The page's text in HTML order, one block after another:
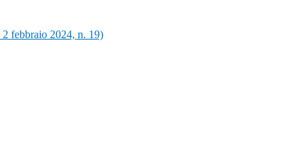
febbraio 2024, n. 19)